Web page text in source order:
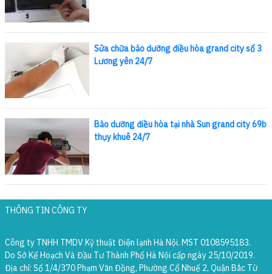
Sửa chữa bảo dưỡng điều hòa grand city số 3
Lương yên 24/7
Bảo dưỡng điều hòa tại nhà Sun grand city 69b
thụy khuê 24/7
THÔNG TIN CÔNG TY
Công ty TNHH TMDV Kỹ thuật Điện lạnh Hà Nội. MST 0108595183.
Do Sở Kế Hoạch Và Đầu Tư Thành Phố Hà Nội cấp ngày 25/10/2019.
Địa chỉ: Số 1/4/370 Phạm Văn Đồng, Phường Cổ Nhuế 2, Quận Bắc Từ